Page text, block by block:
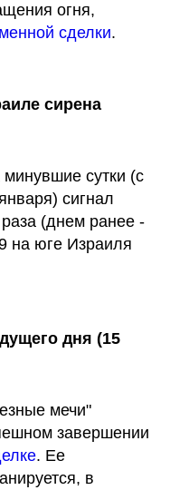
огня,
сделки.
сирена
сутки (с
сигнал
(днем ранее -
на юге Израиля
дня (15
мечи"
завершении
. Ее
в